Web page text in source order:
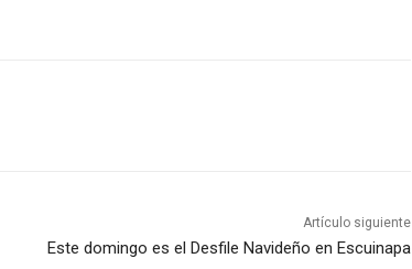
Artículo siguiente
Este domingo es el Desfile Navideño en Escuinapa